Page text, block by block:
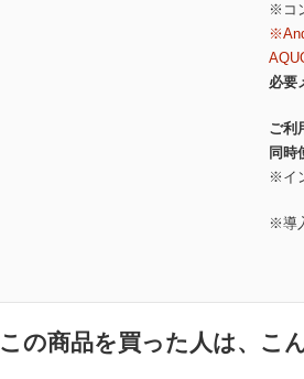
※コ
必要
ご利
同時
※イ
※導
この商品を買った人は、こ